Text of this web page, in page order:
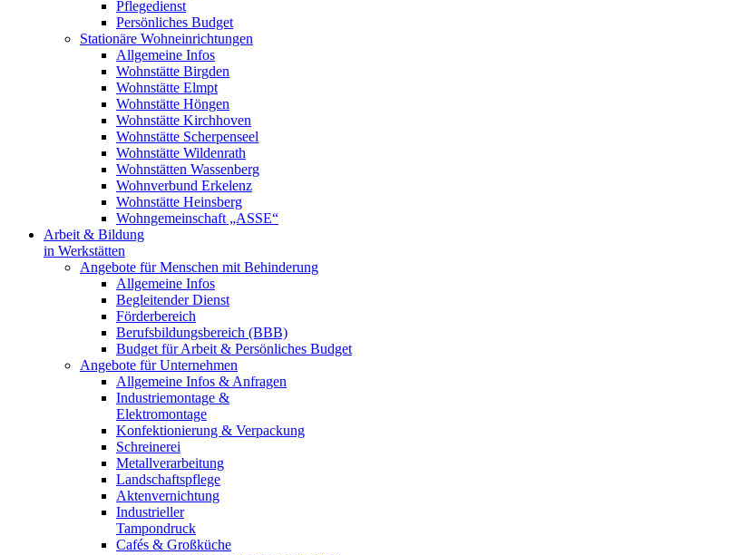
Pflegedienst
Persönliches Budget
Stationäre Wohneinrichtungen
Allgemeine Infos
Wohnstätte Birgden
Wohnstätte Elmpt
Wohnstätte Höngen
Wohnstätte Kirchhoven
Wohnstätte Scherpenseel
Wohnstätte Wildenrath
Wohnstätten Wassenberg
Wohnverbund Erkelenz
Wohnstätte Heinsberg
Wohngemeinschaft „ASSE“
Arbeit & Bildung
in Werkstätten
Angebote für Menschen mit Behinderung
Allgemeine Infos
Begleitender Dienst
Förderbereich
Berufsbildungsbereich (BBB)
Budget für Arbeit & Persönliches Budget
Angebote für Unternehmen
Allgemeine Infos & Anfragen
Industriemontage &
Elektromontage
Konfektionierung & Verpackung
Schreinerei
Metallverarbeitung
Landschaftspflege
Aktenvernichtung
Industrieller
Tampondruck
Cafés & Großküche